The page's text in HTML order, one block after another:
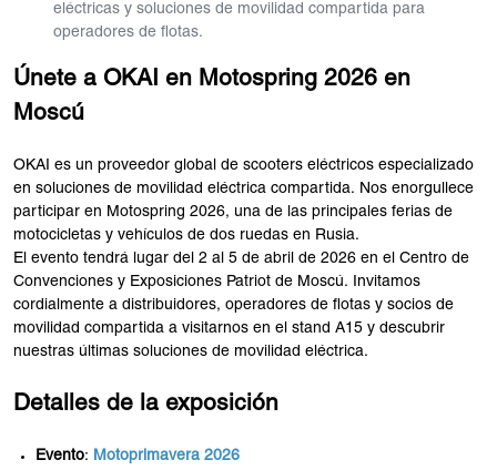
eléctricas y soluciones de movilidad compartida para
operadores de flotas.
Únete a OKAI en Motospring 2026 en
Moscú
OKAI es un proveedor global de scooters eléctricos especializado
en soluciones de movilidad eléctrica compartida. Nos enorgullece
participar en Motospring 2026, una de las principales ferias de
motocicletas y vehículos de dos ruedas en Rusia.
El evento tendrá lugar del 2 al 5 de abril de 2026 en el Centro de
Convenciones y Exposiciones Patriot de Moscú. Invitamos
cordialmente a distribuidores, operadores de flotas y socios de
movilidad compartida a visitarnos en el stand A15 y descubrir
nuestras últimas soluciones de movilidad eléctrica.
Detalles de la exposición
Evento:
Motoprimavera 2026